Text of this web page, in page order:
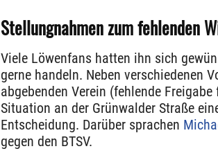
Stellungnahmen zum fehlenden
Viele Löwenfans hatten ihn sich
gerne handeln. Neben verschiedenen
abgebenden Verein (fehlende
Situation an der Grünwalder Straße
Entscheidung. Darüber sprachen
gegen den BTSV.